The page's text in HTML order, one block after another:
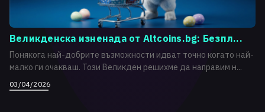
Великденска изненада от Altcoins.bg: Безпл...
Понякога най-добрите възможности идват точно когато най-
малко ги очакваш. Този Великден решихме да направим н...
03/04/2026